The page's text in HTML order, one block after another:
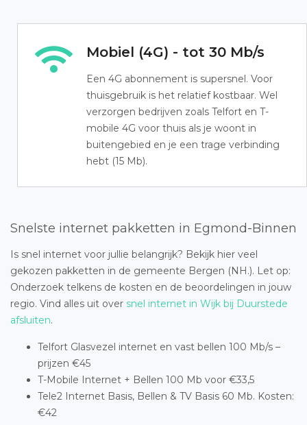
Mobiel (4G) - tot 30 Mb/s
Een 4G abonnement is supersnel. Voor
thuisgebruik is het relatief kostbaar. Wel
verzorgen bedrijven zoals Telfort en T-
mobile 4G voor thuis als je woont in
buitengebied en je een trage verbinding
hebt (15 Mb).
Snelste internet pakketten in Egmond-Binnen
Is snel internet voor jullie belangrijk? Bekijk hier veel
gekozen pakketten in de gemeente Bergen (NH.). Let op:
Onderzoek telkens de kosten en de beoordelingen in jouw
regio. Vind alles uit over snel internet in Wijk bij Duurstede
afsluiten.
Telfort Glasvezel internet en vast bellen 100 Mb/s –
prijzen €45
T-Mobile Internet + Bellen 100 Mb voor €33,5
Tele2 Internet Basis, Bellen & TV Basis 60 Mb. Kosten:
€42